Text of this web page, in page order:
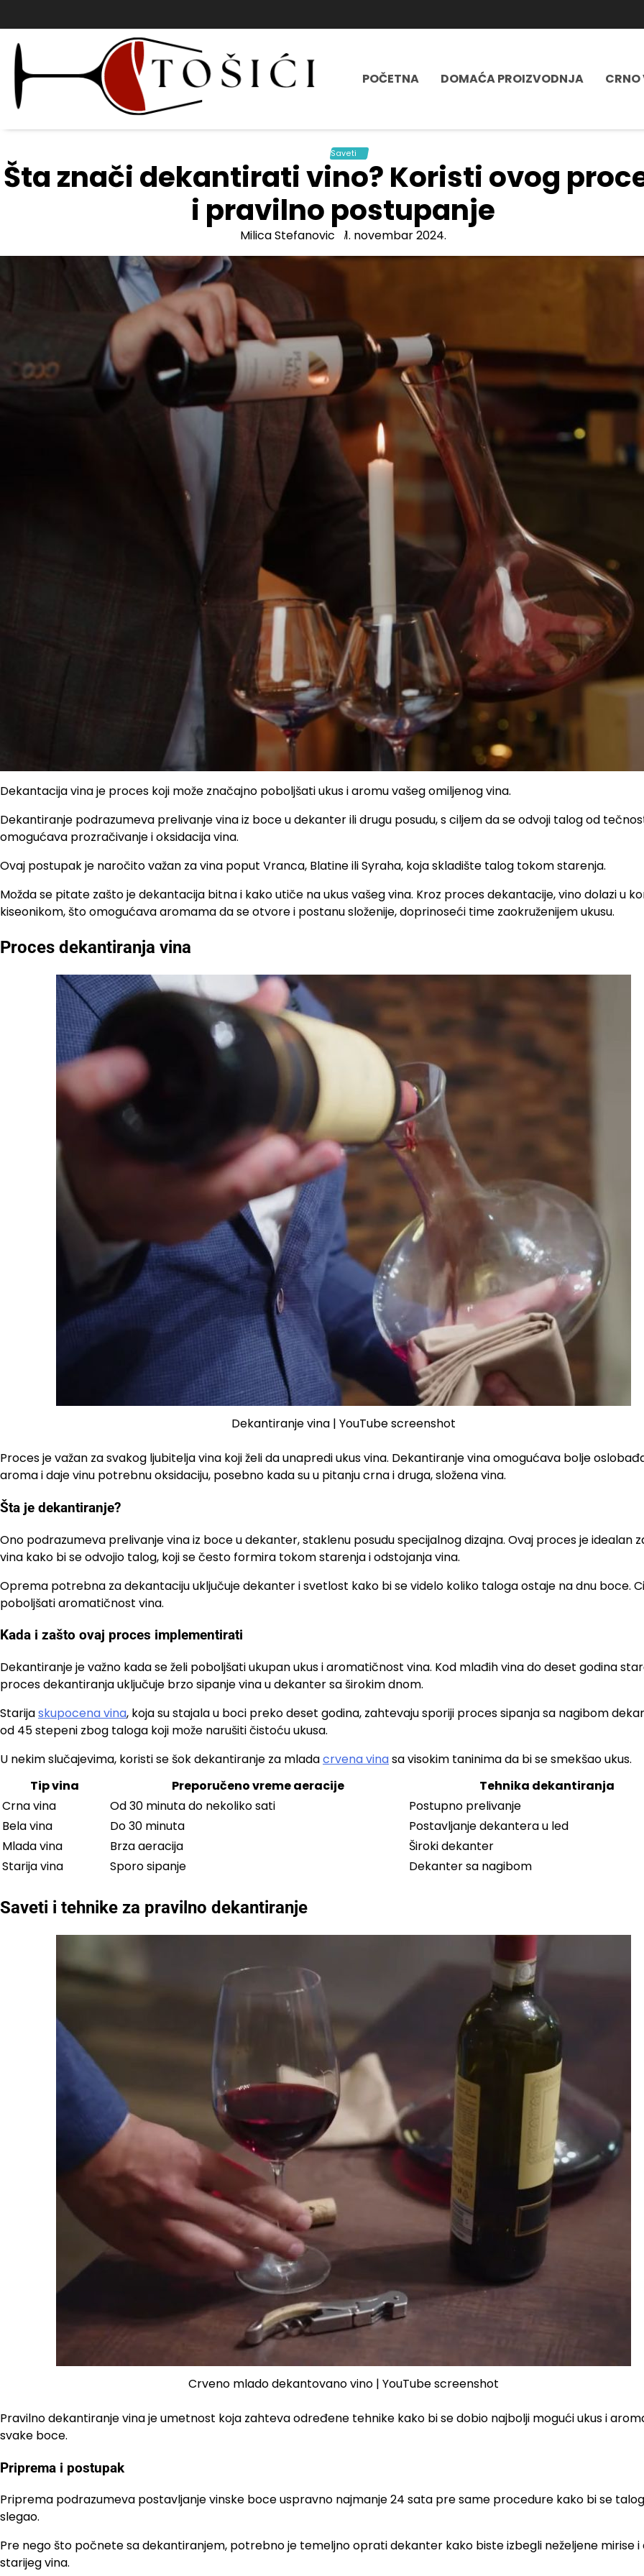
to
content
POČETNA DOMAĆA PROIZVODNJA
Saveti
Šta znači dekantirati vino? Koristi ovog
i pravilno postupanje
Milica Stefanovic 1. novembar 2024.
Dekantacija vina je proces koji može značajno poboljšati ukus i aromu vašeg omiljenog vina.
Dekantiranje podrazumeva prelivanje vina iz boce u dekanter ili drugu posudu, s ciljem da se odvoji talog od
omogućava prozračivanje i oksidacija vina.
Ovaj postupak je naročito važan za vina poput Vranca, Blatine ili Syraha, koja skladište talog tokom starenja.
Možda se pitate zašto je dekantacija bitna i kako utiče na ukus vašeg vina. Kroz proces dekantacije, vino dolazi u
kiseonikom, što omogućava aromama da se otvore i postanu složenije, doprinoseći time zaokruženijem ukusu.
Proces dekantiranja vina
Dekantiranje vina | YouTube screenshot
Proces je važan za svakog ljubitelja vina koji želi da unapredi ukus vina. Dekantiranje vina omogućava bolje
aroma i daje vinu potrebnu oksidaciju, posebno kada su u pitanju crna i druga, složena vina.
Šta je dekantiranje?
Ono podrazumeva prelivanje vina iz boce u dekanter, staklenu posudu specijalnog dizajna. Ovaj proces je idealan
vina kako bi se odvojio talog, koji se često formira tokom starenja i odstojanja vina.
Oprema potrebna za dekantaciju uključuje dekanter i svetlost kako bi se videlo koliko taloga ostaje na dnu boce.
poboljšati aromatičnost vina.
Kada i zašto ovaj proces implementirati
Dekantiranje je važno kada se želi poboljšati ukupan ukus i aromatičnost vina. Kod mlađih vina do deset godina
proces dekantiranja uključuje brzo sipanje vina u dekanter sa širokim dnom.
Starijaskupocena vina, koja su stajala u boci preko deset godina, zahtevaju sporiji proces sipanja sa nagibom
od 45 stepeni zbog taloga koji može narušiti čistoću ukusa.
U nekim slučajevima, koristi se šok dekantiranje za mladacrvena vinasa visokim taninima da bi se smekšao ukus.
Tip vina
Preporučeno vreme aeracije
Tehnika dekantiranja
Crna vina
Od 30 minuta do nekoliko sati
Postupno prelivanje
Bela vina
Do 30 minuta
Postavljanje dekantera u led
Mlada vina
Brza aeracija
Široki dekanter
Starija vina
Sporo sipanje Dekanter sa nagibom
Saveti i tehnike za pravilno dekantiranje
Crveno mlado dekantovano vino | YouTube screenshot
Pravilno dekantiranje vina je umetnost koja zahteva određene tehnike kako bi se dobio najbolji mogući ukus i
svake boce.
Priprema i postupak
Priprema podrazumeva postavljanje vinske boce uspravno najmanje 24 sata pre same procedure kako bi se talog
slegao.
Pre nego što počnete sa dekantiranjem, potrebno je temeljno oprati dekanter kako biste izbegli neželjene mirise
starijeg vina.